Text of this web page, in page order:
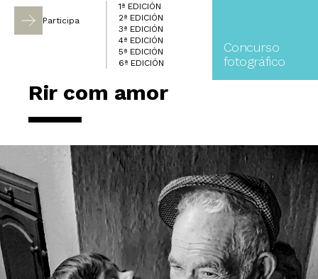
Participa
1ª EDICIÓN
2ª EDICIÓN
3ª EDICIÓN
4ª EDICIÓN
5ª EDICIÓN
6ª EDICIÓN
Concurso
fotográfico
Rir com amor